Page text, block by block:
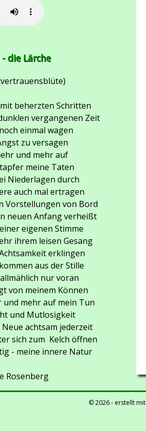
die Lärche
beherzten Schritten
vergangenen Zeit
einmal wagen
zu versagen
und mehr auf
meine Taten
Niederlagen durch
auch mal ertragen
Vorstellungen von Bord
neuen Anfang verheißt
eigenen Stimme
ihrem leisen Gesang
erklingen
aus der Stille
nur voran
von meinem Können
und mehr auf mein Tun
und Mutlosigkeit
achtsam jederzeit
sich zum Kelch öffnen
- meine innere Natur
Rosenberg
©2026 - erstellt mit